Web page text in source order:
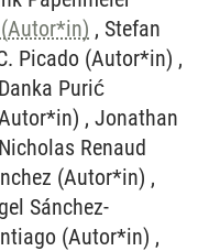
, Stefan
Picado (Autor*in) ,
Purić
, Jonathan
Renaud
(Autor*in) ,
Sánchez-
(Autor*in) ,